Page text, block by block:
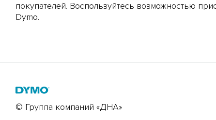
покупателей. Воспользуйтесь возможностью
Dymo.
© Группа компаний «ДНА»